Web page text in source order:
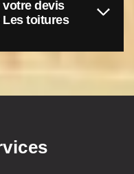
devis
toitures